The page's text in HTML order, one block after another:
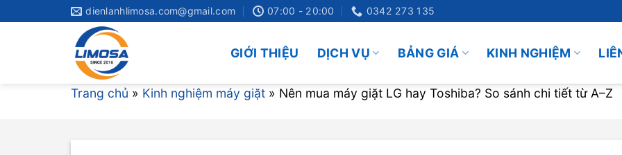
dienlanhlimosa.com@gmail.com 07:00 - 20:00 0342 273 135
GIỚI THIỆU DỊCH VỤ BẢNG GIÁ KINH NGHIỆM
Trang chủ » Kinh nghiệm máy giặt » Nên mua máy giặt LG hay Toshiba? So sánh chi tiết từ A–Z